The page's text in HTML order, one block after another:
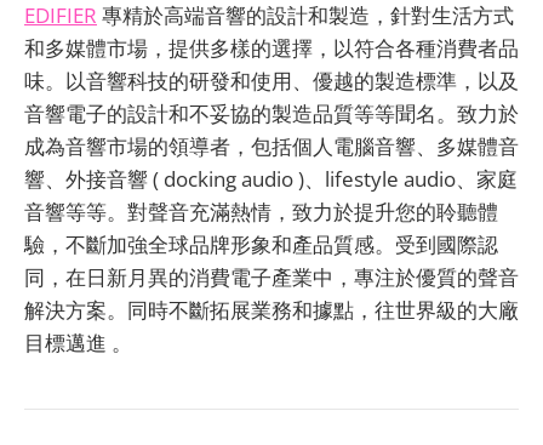
EDIFIER 專精於高端音響的設計和製造，針對生活方式
和多媒體市場，提供多樣的選擇，以符合各種消費者品
味。以音響科技的研發和使用、優越的製造標準，以及
音響電子的設計和不妥協的製造品質等等聞名。致力於
成為音響市場的領導者，包括個人電腦音響、多媒體音
響、外接音響 ( docking audio )、lifestyle audio、家庭
音響等等。對聲音充滿熱情，致力於提升您的聆聽體
驗，不斷加強全球品牌形象和產品質感。受到國際認
同，在日新月異的消費電子產業中，專注於優質的聲音
解決方案。同時不斷拓展業務和據點，往世界級的大廠
目標邁進 。